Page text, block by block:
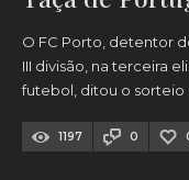
O FC Porto, detentor
III divisão, na terceira
futebol, ditou o sorteio
1197 0